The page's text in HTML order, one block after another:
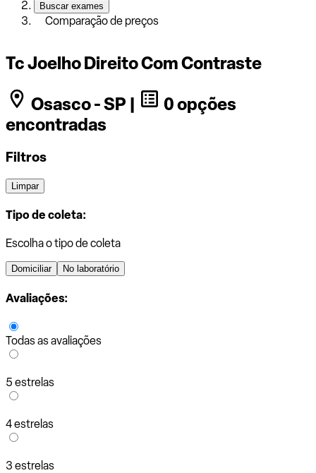
Buscar exames
Comparação de preços
Tc Joelho Direito Com Contraste
Osasco - SP |
0 opções
encontradas
Filtros
Limpar
Tipo de coleta:
Escolha o tipo de coleta
Domiciliar No laboratório
Avaliações:
Todas as avaliações
5 estrelas
4 estrelas
3 estrelas